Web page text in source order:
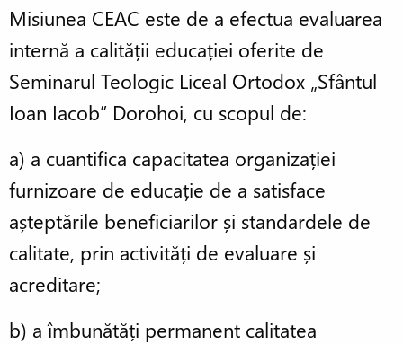
Misiunea CEAC este de a efectua evaluarea
internă a calității educației oferite de
Seminarul Teologic Liceal Ortodox „Sfântul
Ioan Iacob” Dorohoi, cu scopul de:
a) a cuantifica capacitatea organizației
furnizoare de educație de a satisface
așteptările beneficiarilor și standardele de
calitate, prin activități de evaluare și
acreditare;
b) a îmbunătăți permanent calitatea